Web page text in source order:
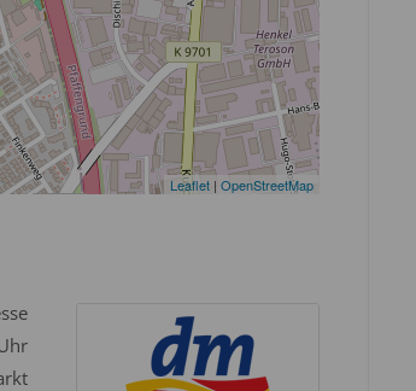
Leaflet | OpenStreetMap